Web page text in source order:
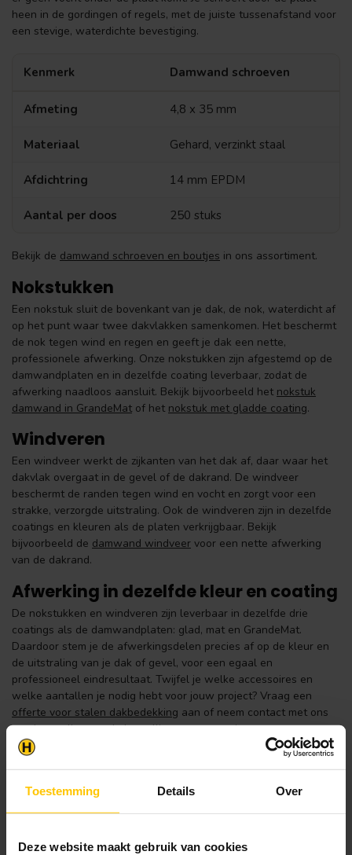
Toestemming Details Over
Deze website maakt gebruik van cookies
heen in de gordingen of regels, met de juiste tussenafstand voor
een stevige, waterdichte bevestiging.
Kenmerk Damwand schroeven
Afmeting 4,8 x 35 mm
Materiaal Gehard, verzinkt staal
Afdichtring 14 mm EPDM
Aantal per doos 250 stuks
Bekijk de damwand schroeven en boutjes in ons assortiment.
Nokstukken
Een nokstuk sluit de bovenkant van je dak, de nok, waterdicht af
op het punt waar twee dakvlakken samenkomen. Het beschermt
de nok tegen wind en regen en geeft je dak een nette,
professionele afwerking. Onze nokstukken zijn afgestemd op de
damwandplaten en in dezelfde coating leverbaar, zodat de
afwerking naadloos aansluit. Bekijk bijvoorbeeld het nokstuk
damwand in GrandeMat of het nokstuk met gladde coating.
Windveren
Een windveer werkt de zijkanten van het dak af, daar waar het
dakvlak overgaat in de gevel of de dakrand. De windveer
beschermt de randen tegen wind en vocht en zorgt voor een
strakke, verzorgde uitstraling. Ook de windveren zijn in dezelfde
coatings en kleuren als de platen verkrijgbaar. Bekijk
bijvoorbeeld de damwand windveer voor een nette afwerking
van de dakrand.
Afwerking in dezelfde kleur en coating
De nokstukken en windveren zijn leverbaar in dezelfde drie
coatings als de damwandplaten: glad, mat en GrandeMat.
Daardoor stem je de afwerkingsdelen precies af op de kleur en
de uitstraling van je dak of gevel, voor een egaal en
professioneel eindresultaat. Twijfel je welke accessoires en
welke aantallen je nodig hebt voor jouw project? Vraag een
offerte voor stalen dakbedekking aan of neem contact met ons
op, dan stellen we de bestelling samen met je samen.
Terug naar de damwandplaten
overzicht en de profielen: